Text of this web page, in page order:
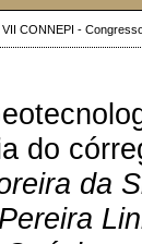
VII CONNEPI -
do
da